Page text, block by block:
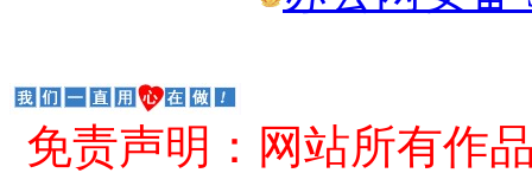
免责声明：网站所有作